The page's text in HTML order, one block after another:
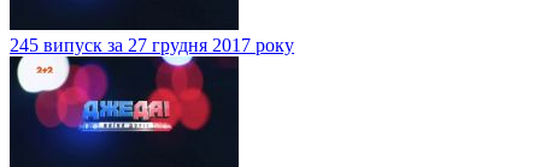
245 випуск за 27 грудня 2017 року